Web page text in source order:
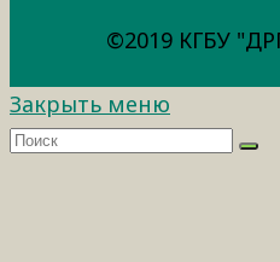
©2019 КГБУ
Закрыть меню